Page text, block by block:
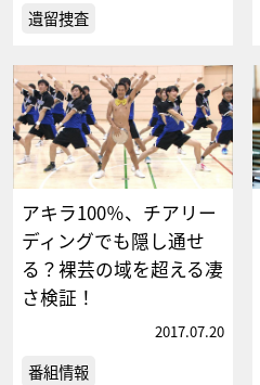
遺留捜査
アキラ100％、チアリー
ディングでも隠し通せ
る？裸芸の域を超える凄
さ検証！
2017.07.20
番組情報